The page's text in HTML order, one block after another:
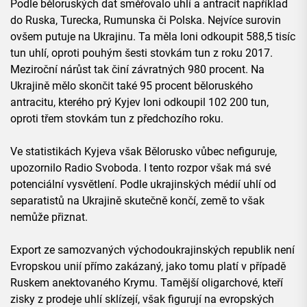
Podle běloruských dat směřovalo uhlí a antracit například
do Ruska, Turecka, Rumunska či Polska. Nejvíce surovin
ovšem putuje na Ukrajinu. Ta měla loni odkoupit 588,5 tisíc
tun uhlí, oproti pouhým šesti stovkám tun z roku 2017.
Meziroční nárůst tak činí závratných 980 procent. Na
Ukrajině mělo skončit také 95 procent běloruského
antracitu, kterého prý Kyjev loni odkoupil 102 200 tun,
oproti třem stovkám tun z předchozího roku.
Ve statistikách Kyjeva však Bělorusko vůbec nefiguruje,
upozornilo Radio Svoboda. I tento rozpor však má své
potenciální vysvětlení. Podle ukrajinských médií uhlí od
separatistů na Ukrajině skutečně končí, země to však
nemůže přiznat.
Export ze samozvaných východoukrajinských republik není
Evropskou unií přímo zakázaný, jako tomu platí v případě
Ruskem anektovaného Krymu. Tamější oligarchové, kteří
zisky z prodeje uhlí sklízejí, však figurují na evropských